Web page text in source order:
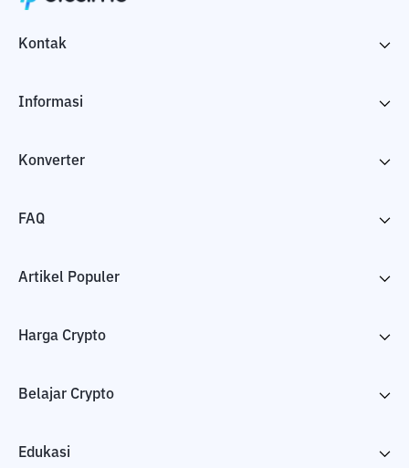
Kontak
Informasi
Konverter
FAQ
Artikel Populer
Harga Crypto
Belajar Crypto
Edukasi